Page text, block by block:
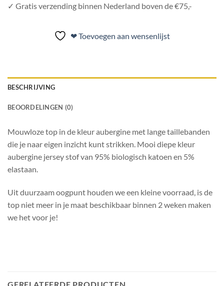
✓ Gratis verzending binnen Nederland boven de €75,-
❤ Toevoegen aan wensenlijst
BESCHRIJVING
BEOORDELINGEN (0)
Mouwloze top in de kleur aubergine met lange taillebanden
die je naar eigen inzicht kunt strikken. Mooi diepe kleur
aubergine jersey stof van 95% biologisch katoen en 5%
elastaan.
Uit duurzaam oogpunt houden we een kleine voorraad, is de
top niet meer in je maat beschikbaar binnen 2 weken maken
we het voor je!